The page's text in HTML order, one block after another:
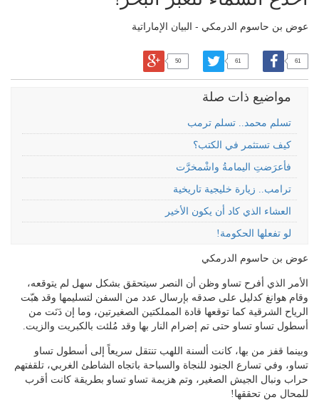
عوض بن حاسوم الدرمكي - البيان الإماراتية
61
61
50
مواضيع ذات صلة
تسلم محمد.. تسلم ترمب
كيف تستثمر في الكتب؟
فأعرَضتِ اليمامةُ واشْمخرَّت
ترامب.. زيارة خليجية تاريخية
العشاء الذي كاد أن يكون الأخير
لو تفعلها الحكومة!
عوض بن حاسوم الدرمكي
الأمر الذي أفرح تساو وظن أن النصر سيتحقق بشكل سهل لم يتوقعه،
وقام هوانغ كدليل على صدقه بإرسال عدد من السفن لتسليمها وقد هبّت
الرياح الشرقية كما توقعها قادة المملكتين الصغيرتين، وما إن دَنَت من
أسطول تساو تساو حتى تم إضرام النار بها وقد مُلئت بالكبريت والزيت.
وبينما قفز من بها، كانت ألسنة اللهب تنتقل سريعاً إلى أسطول تساو
تساو، وفي تسارع الجنود للنجاة والسباحة باتجاه الشاطئ الغربي، تلقفتهم
حراب ونبال الجيش الصغير، وتم هزيمة تساو تساو بطريقة كانت أقرب
للمحال من تحققها!